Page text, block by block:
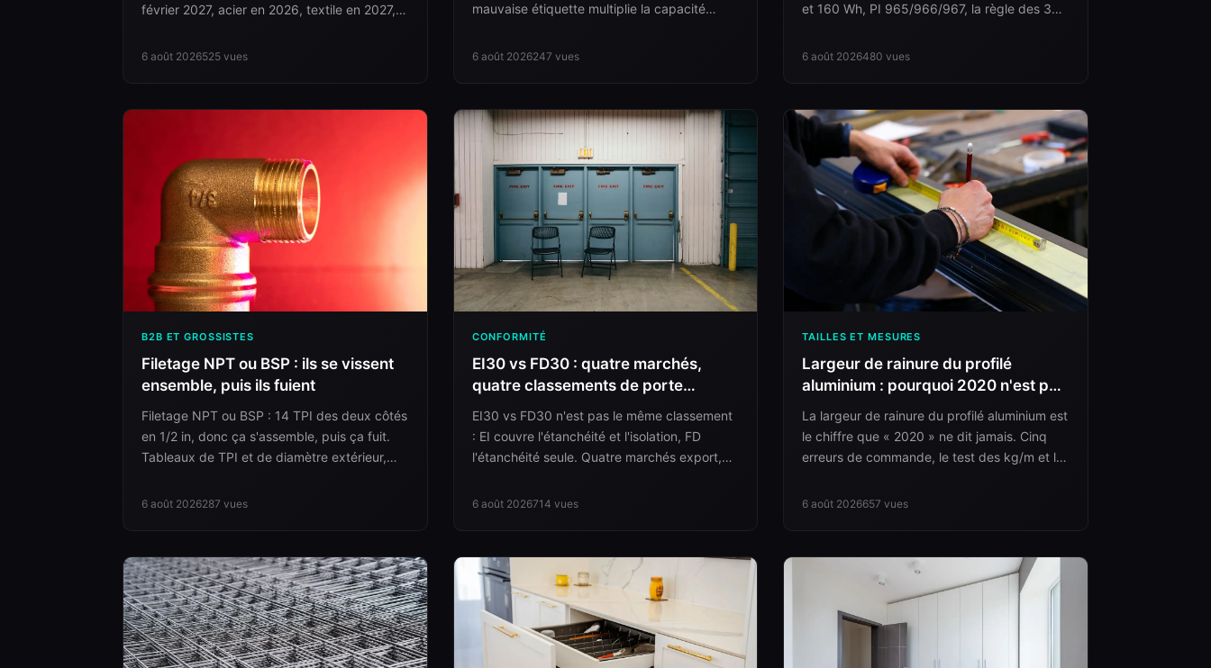
février 2027, acier en 2026, textile en 2027,
6 août 2026525 vues
mauvaise étiquette multiplie la capacité
6 août 2026247 vues
et 160 Wh, PI 965/966/967, la règle des 30
6 août 2026480 vues
B2B ET GROSSISTES
Filetage NPT ou BSP : ils se vissent
ensemble, puis ils fuient
Filetage NPT ou BSP : 14 TPI des deux côtés
en 1/2 in, donc ça s'assemble, puis ça fuit.
Tableaux de TPI et de diamètre extérieur,
6 août 2026287 vues
CONFORMITÉ
EI30 vs FD30 : quatre marchés,
quatre classements de porte
coupe-feu
EI30 vs FD30 n'est pas le même classement
: EI couvre l'étanchéité et l'isolation, FD
l'étanchéité seule. Quatre marchés export,
6 août 2026714 vues
TAILLES ET MESURES
Largeur de rainure du profilé
aluminium : pourquoi 2020 n'est pas
une spec
La largeur de rainure du profilé aluminium est
le chiffre que « 2020 » ne dit jamais. Cinq
erreurs de commande, le test des kg/m et le
6 août 2026657 vues